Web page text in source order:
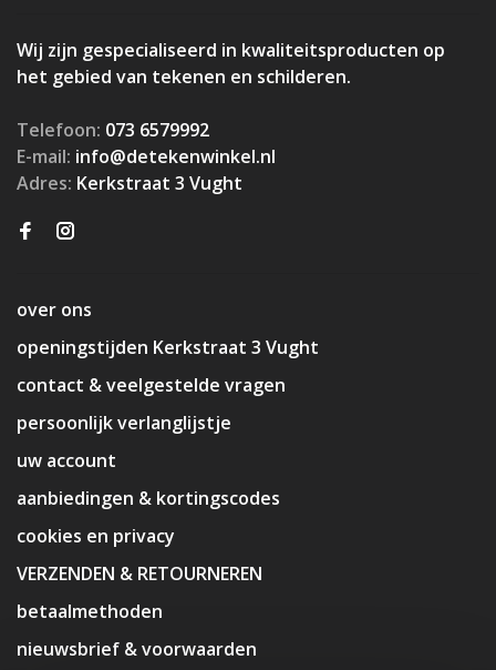
Wij zijn gespecialiseerd in kwaliteitsproducten op
het gebied van tekenen en schilderen.
Telefoon: 073 6579992
E-mail: info@detekenwinkel.nl
Adres: Kerkstraat 3 Vught
over ons
openingstijden Kerkstraat 3 Vught
contact & veelgestelde vragen
persoonlijk verlanglijstje
uw account
aanbiedingen & kortingscodes
cookies en privacy
VERZENDEN & RETOURNEREN
betaalmethoden
nieuwsbrief & voorwaarden